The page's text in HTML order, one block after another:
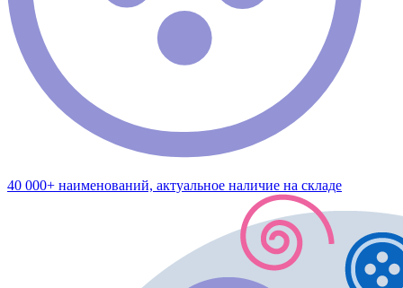
40 000+ наименований, актуальное наличие на складе